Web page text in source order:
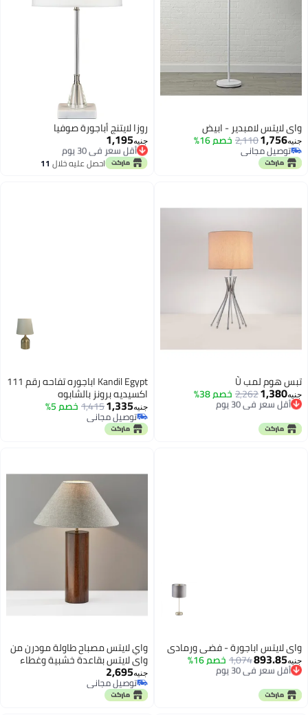
واي لايتس لامبدير - ابيض
جنيه1,756
2,110خصم 16%
توصيل مجاني
توصيل مجاني
روزا لايتنج أباجورة صوفيا
جنيه1,195
أقل سعر في 30 يوم
توصيل مجاني
أقل سعر في 30 يوماحصل عليه خلال 11
تبس هوم لمب Ù
جنيه1,380
2,262خصم 38% أقل سعر في 30 يوم
توصيل مجاني
أقل سعر في 30 يوم
Kandil Egypt اباجوره تفاحه رقم 111
اكسيديه برونز بالشابوه
جنيه1,335
1,415خصم 5%
توصيل مجاني
توصيل مجاني
واي لايتس اباجورة - فضي ورمادي
جنيه893.85
1,074خصم 16% أقل سعر في 30 يوم
توصيل مجاني
أقل سعر في 30 يوم
واي لايتس مصباح طاولة مودرن من
واي لايتس بقاعدة خشبية وغطاء
كتان بيج , أباجورة أنيقة لغرفة النوم
والمعيشة بإضاءة دافئة وديكور
عصري
جنيه2,695
توصيل مجاني
توصيل مجاني